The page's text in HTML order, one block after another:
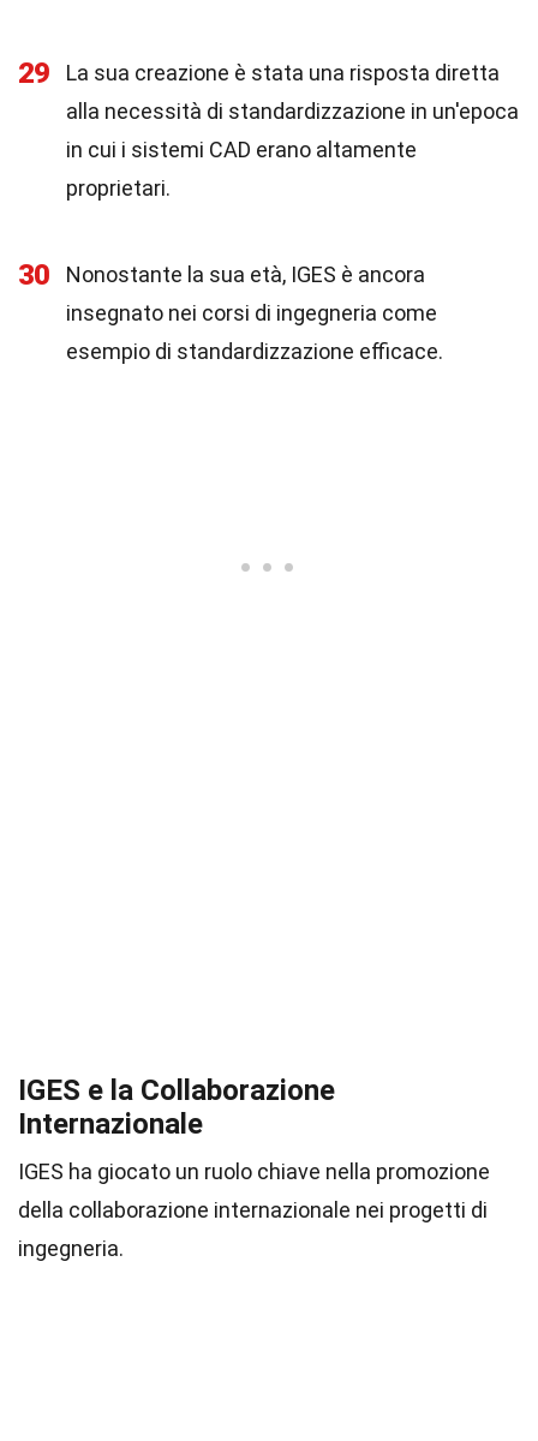
29
La sua creazione è stata una risposta diretta
alla necessità di standardizzazione in un'epoca
in cui i sistemi CAD erano altamente
proprietari.
30
Nonostante la sua età, IGES è ancora
insegnato nei corsi di ingegneria come
esempio di standardizzazione efficace.
IGES e la Collaborazione
Internazionale
IGES ha giocato un ruolo chiave nella promozione
della collaborazione internazionale nei progetti di
ingegneria.